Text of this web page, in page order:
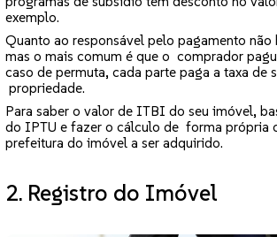
exemplo.
Quanto ao responsável pelo pagamento não
mas o mais comum é que o comprador
caso de permuta, cada parte paga a taxa de
propriedade.
Para saber o valor de ITBI do seu imóvel,
do IPTU e fazer o cálculo de forma própria
prefeitura do imóvel a ser adquirido.
2. Registro do Imóvel